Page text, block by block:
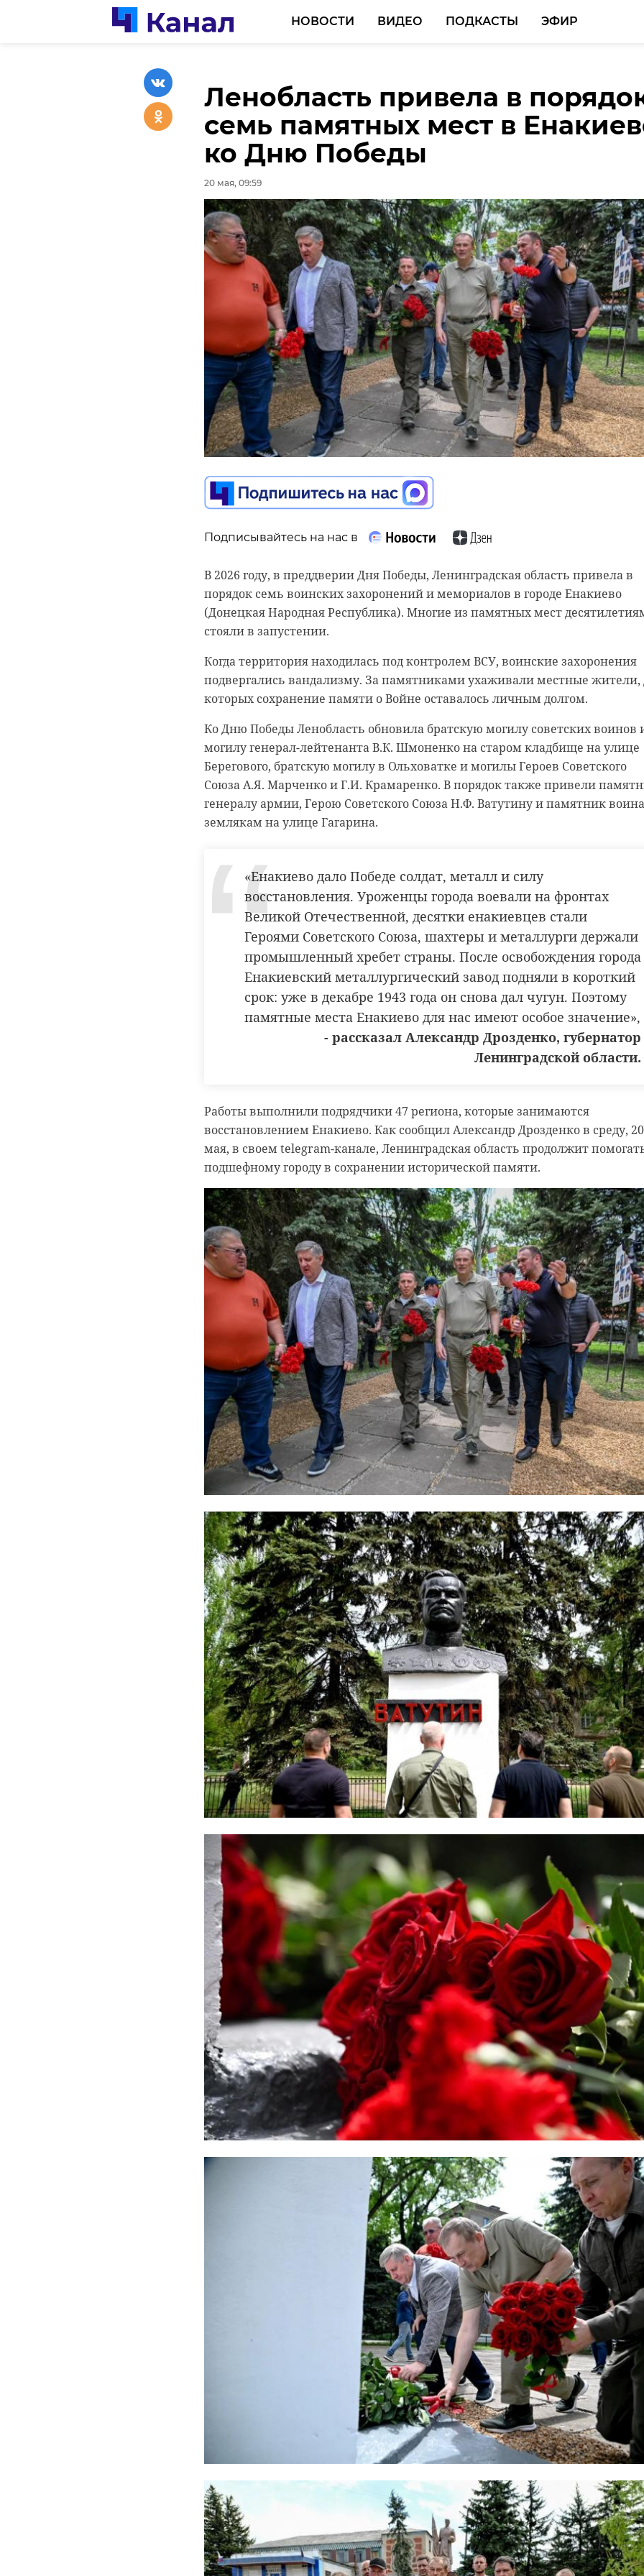
НОВОСТИ ВИДЕО ПОДКАСТЫ ЭФИР
Ленобласть привела в
семь памятных мест в
ко Дню Победы
20 мая, 09:59
Подписывайтесь на нас в
В 2026 году, в преддверии Дня Победы, Ленинградская область привела в
порядок семь воинских захоронений и мемориалов в городе Енакиево
(Донецкая Народная Республика). Многие из памятных мест
стояли в запустении.
Когда территория находилась под контролем ВСУ, воинские захоронения
подвергались вандализму. За памятниками ухаживали местные жители,
которых сохранение памяти о Войне оставалось личным долгом.
Ко Дню Победы Ленобласть обновила братскую могилу советских воинов
могилу генерал-лейтенанта В.К. Шмоненко на старом кладбище на улице
Берегового, братскую могилу в Ольховатке и могилы Героев Советского
Союза А.Я. Марченко и Г.И. Крамаренко. В порядок также привели
генералу армии, Герою Советского Союза Н.Ф. Ватутину и памятник
землякам на улице Гагарина.
«Енакиево дало Победе солдат, металл и силу
восстановления. Уроженцы города воевали на фронтах
Великой Отечественной, десятки енакиевцев стали
Героями Советского Союза, шахтеры и металлурги держали
промышленный хребет страны. После освобождения города
Енакиевский металлургический завод подняли в короткий
срок: уже в декабре 1943 года он снова дал чугун. Поэтому
памятные места Енакиево для нас имеют особое значение»,
- рассказал Александр Дрозденко, губернатор
Ленинградской области.
Работы выполнили подрядчики 47 региона, которые занимаются
восстановлением Енакиево. Как сообщил Александр Дрозденко в среду, 20
мая, в своем telegram-канале, Ленинградская область продолжит
подшефному городу в сохранении исторической памяти.
В Ленобласти благоустроили
первый в 2026 году двор
20 мая, 09:37
Подписывайтесь на нас в
В Ленинградской области завершились работы на первом объекте
Школьной улице в Буграх (Всеволожский район).
В ходе работ устаревшее оборудование заменили на современное, -
рассказали в среду, 20 мая, в пресс-службе регионального
появились места для отдыха, спорта и игр.
«Бугры открыли большой сезон благоустройства в
Ленинградкой области. Этот двор - первый из 64 в этом
году»,
- прокомментировал Денис Беляев, председатель
комитета по ЖКХ Ленинградской области.
территорий. Проекты проходили обсуждение с жителями, а дизайн
утверждался с учетом пожеланий ленинградцев.
В настоящий момент на портале zagorodsreda.gosuslugi.ru продолжается
голосование за новые объекты благоустройства. Денис Беляев призвал
жителей Ленинградской области принять в нем участие.